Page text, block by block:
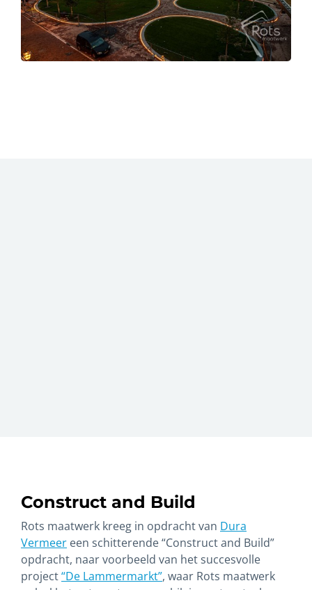
Construct and Build
Rots maatwerk kreeg in opdracht van Dura
Vermeer een schitterende “Construct and Build”
opdracht, naar voorbeeld van het succesvolle
project“De Lammermarkt”, waar Rots maatwerk